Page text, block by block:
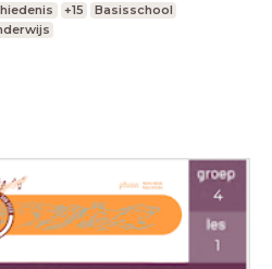
+15
Basisschool